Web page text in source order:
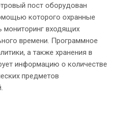
пост оборудован
которого охранные
мониторинг входящих
времени. Программное
а также хранения в
информацию о количестве
предметов